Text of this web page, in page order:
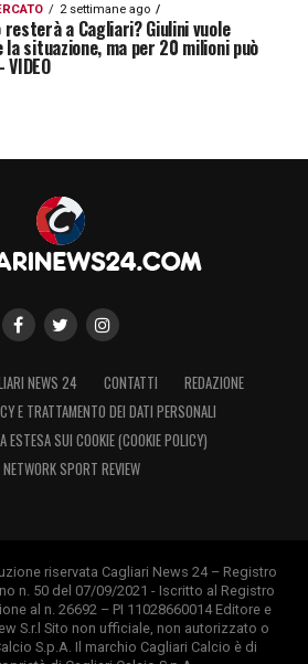
Matteo: « Viviamo nello
e ci dividiamo i
la Regione
resterà per sempre
ha avuto un’ottima
2 settimane ago
resterà a Cagliari? Giulini vuole
situazione, ma per 20 milioni può
NEWS 24 CONTATTI
REDAZIONE
E TRATTAMENTO DEI DATI PERSONALI
ESTESA SUI COOKIE (COOKIE POLICY)
NETWORK SPORT REVIEW
riservata Cagliari News 24 – Registro
n. 50 del 07/09/2021 - Iscritto al Registro
al n. 26692 – PI 11028660014 Editore e
S.r.l Sito non ufficiale, non autorizzato o
S.p.A. Il marchio Cagliari Calcio è di